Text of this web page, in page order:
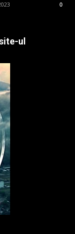
0
ul